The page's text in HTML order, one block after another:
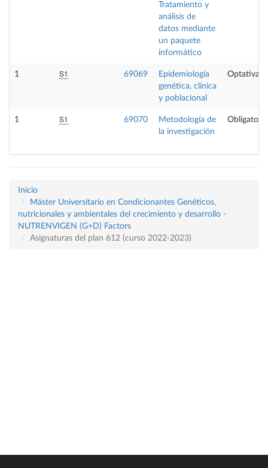
Tratamiento y
análisis de
datos mediante
un paquete
informático
1 S1 69069
Epidemiología
genética, clínica
y poblacional
Optativa
1 S1 69070
Metodología de
la investigación
Obligatoria
Inicio
Máster Universitario en Condicionantes Genéticos,
nutricionales y ambientales del crecimiento y desarrollo -
NUTRENVIGEN (G+D) Factors
Asignaturas del plan 612 (curso 2022-2023)